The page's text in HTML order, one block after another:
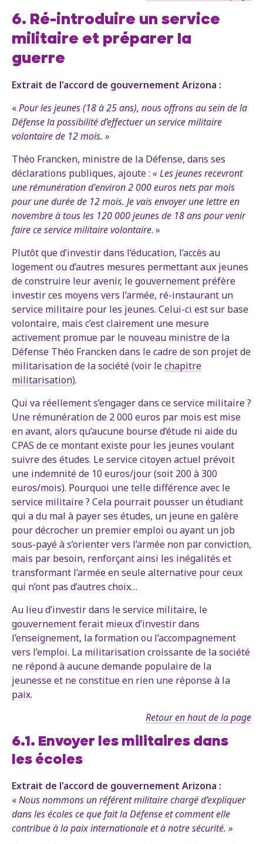
6. Ré-introduire un service
militaire et préparer la
guerre
Extrait de l'accord de gouvernement Arizona :
«Pour les jeunes (18 à 25 ans), nous offrons au sein de la
Défense la possibilité d’effectuer un service militaire
volontaire de 12 mois. »
Théo Francken, ministre de la Défense, dans ses
déclarations publiques, ajoute : « Les jeunes recevront
une rémunération d'environ 2 000 euros nets par mois
pour une durée de 12 mois. Je vais envoyer une lettre en
novembre à tous les 120 000 jeunes de 18 ans pour venir
faire ce service militaire volontaire. »
Plutôt que d’investir dans l’éducation, l’accès au
logement ou d’autres mesures permettant aux jeunes
de construire leur avenir, le gouvernement préfère
investir ces moyens vers l’armée, ré-instaurant un
service militaire pour les jeunes. Celui-ci est sur base
volontaire, mais c’est clairement une mesure
activement promue par le nouveau ministre de la
Défense Théo Francken dans le cadre de son projet de
militarisation de la société (voir lechapitre
militarisation).
Qui va réellement s’engager dans ce service militaire ?
Une rémunération de 2 000 euros par mois est mise
en avant, alors qu’aucune bourse d’étude ni aide du
CPAS de ce montant existe pour les jeunes voulant
suivre des études. Le service citoyen actuel prévoit
une indemnité de 10 euros/jour (soit 200 à 300
euros/mois). Pourquoi une telle différence avec le
service militaire ? Cela pourrait pousser un étudiant
qui a du mal à payer ses études, un jeune en galère
pour décrocher un premier emploi ou ayant un job
sous-payé à s’orienter vers l’armée non par conviction,
mais par besoin, renforçant ainsi les inégalités et
transformant l’armée en seule alternative pour ceux
qui n’ont pas d’autres choix…
Au lieu d’investir dans le service militaire, le
gouvernement ferait mieux d’investir dans
l’enseignement, la formation ou l’accompagnement
vers l’emploi. La militarisation croissante de la société
ne répond à aucune demande populaire de la
jeunesse et ne constitue en rien une réponse à la
paix.
Retour en haut de la page
6.1. Envoyer les militaires dans
les écoles
Extrait de l'accord de gouvernement Arizona :
«Nous nommons un référent militaire chargé d’expliquer
dans les écoles ce que fait la Défense et comment elle
contribue à la paix internationale et à notre sécurité. »